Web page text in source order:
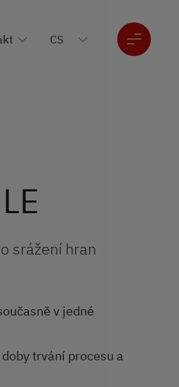
srážení hran
v jedné
trvání procesu a